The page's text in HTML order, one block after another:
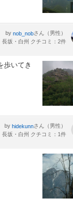
by nob_nobさん（男性）
長坂・白州 クチコミ：2件
歩いてき
by hidekunnさん（男性）
長坂・白州 クチコミ：1件